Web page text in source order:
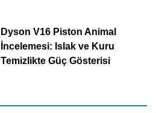
Dyson V16 Piston Animal
İncelemesi: Islak ve Kuru
Temizlikte Güç Gösterisi